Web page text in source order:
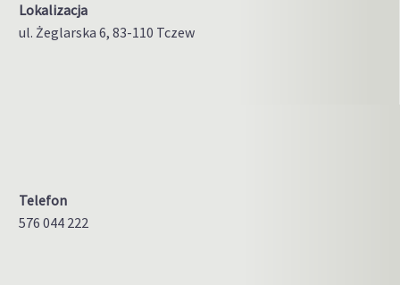
Lokalizacja
ul. Żeglarska 6, 83-110 Tczew
Telefon
576 044 222